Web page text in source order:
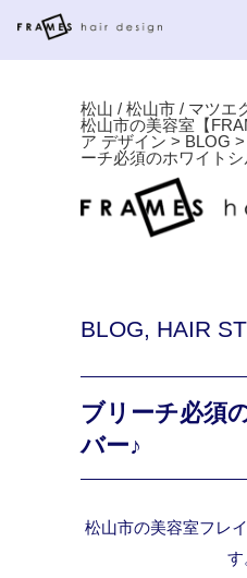
松山 / 松山市 / マツエ
松山市の美容室【
ア デザイン > BLOG >
ーチ必須のホワイトシ
BLOG, HAIR
ブリーチ必須
バー♪
松山市の美容室フレ
す